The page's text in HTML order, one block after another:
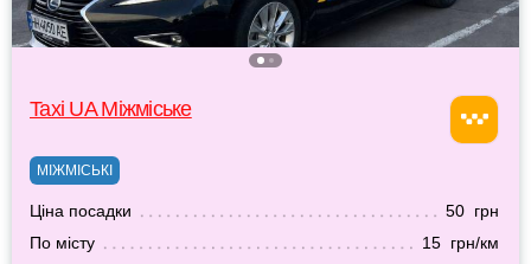
Taxi UA Міжміське
МІЖМІСЬКІ
Ціна посадки
50 грн
По місту
15 грн/км